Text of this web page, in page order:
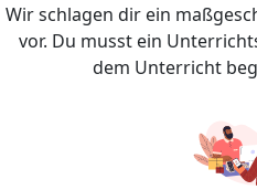
Wir schlagen dir ein
vor. Du musst ein
dem Unterricht